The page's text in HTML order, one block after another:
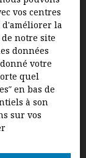
vos centres
la
notre site
données
votre
quel
en bas de
à son
sur vos